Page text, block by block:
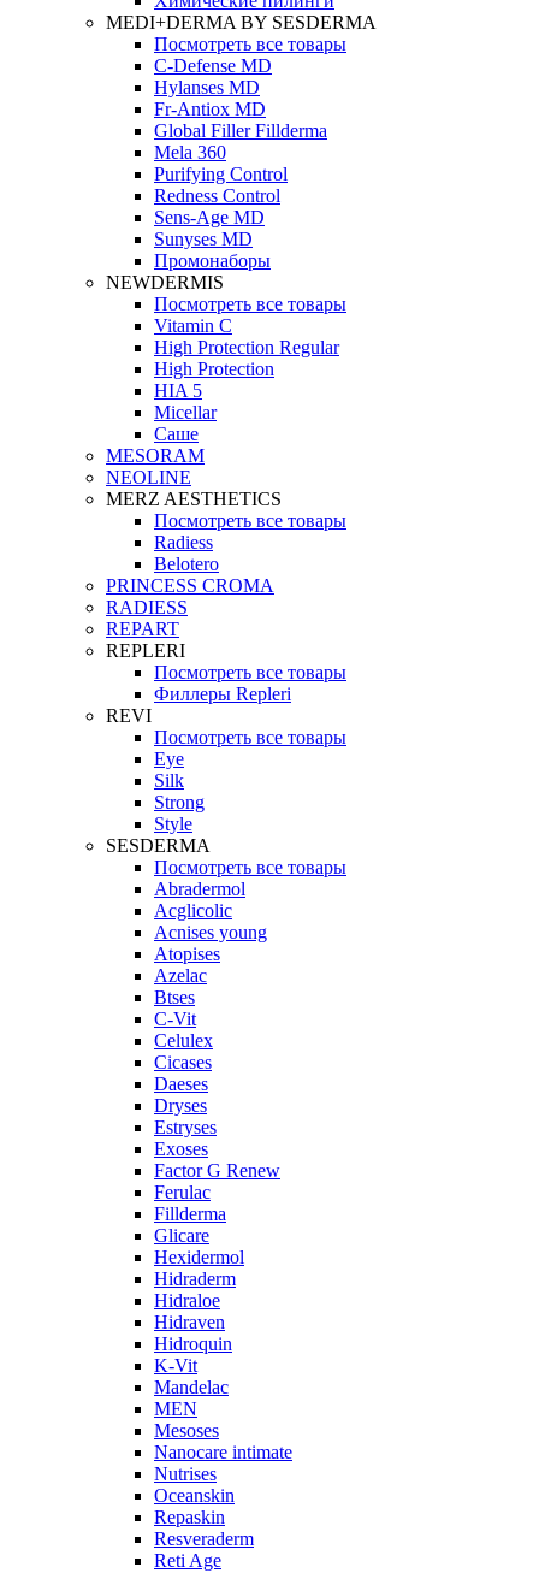
MEDI+DERMA BY SESDERMA
Посмотреть все товары
C-Defense MD
Hylanses MD
Fr‑Antiox MD
Global Filler Fillderma
Mela 360
Purifying Control
Redness Control
Sens-Age MD
Sunyses MD
Промонаборы
NEWDERMIS
Посмотреть все товары
Vitamin C
High Protection Regular
High Protection
HIA 5
Micellar
Саше
MESORAM
NEOLINE
MERZ AESTHETICS
Посмотреть все товары
Radiess
Belotero
PRINCESS CROMA
RADIESS
REPART
REPLERI
Посмотреть все товары
Филлеры Repleri
REVI
Посмотреть все товары
Eye
Silk
Strong
Style
SESDERMA
Посмотреть все товары
Abradermol
Acglicolic
Acnises young
Atopises
Azelac
Btses
C-Vit
Celulex
Cicases
Daeses
Dryses
Estryses
Exoses
Factor G Renew
Ferulac
Fillderma
Glicare
Hexidermol
Hidraderm
Hidraloe
Hidraven
Hidroquin
K-Vit
Mandelac
MEN
Mesoses
Nanocare intimate
Nutrises
Oceanskin
Repaskin
Resveraderm
Reti Age